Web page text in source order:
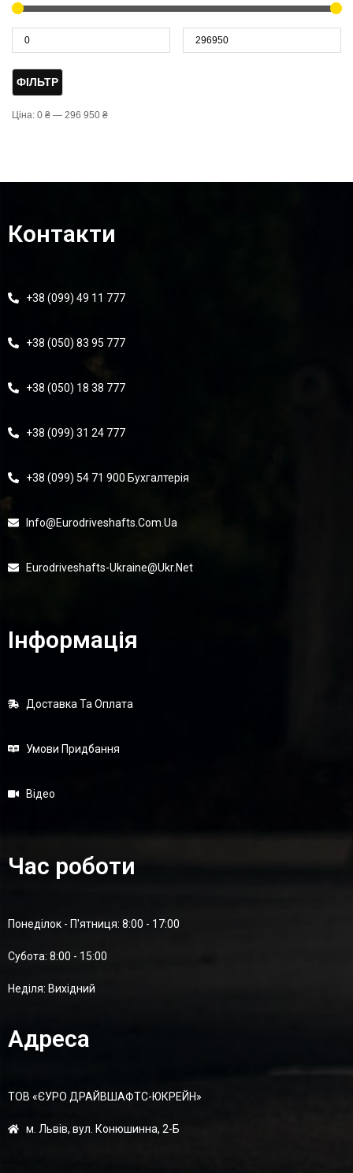
ФІЛЬТР
Ціна: 0 ₴ — 296 950 ₴
Контакти
+38 (099) 49 11 777
+38 (050) 83 95 777
+38 (050) 18 38 777
+38 (099) 31 24 777
+38 (099) 54 71 900 Бухгалтерія
Info@eurodriveshafts.com.ua
Eurodriveshafts-Ukraine@ukr.net
Інформація
Доставка Та Оплата
Умови Придбання
Відео
Час роботи
Понеділок - П'ятниця: 8:00 - 17:00
Суботa: 8:00 - 15:00
Неділя: Вихідний
Адреса
ТОВ «ЄУРО ДРАЙВШАФТC-ЮКРЕЙН»
м. Львів, вул. Конюшинна, 2-Б